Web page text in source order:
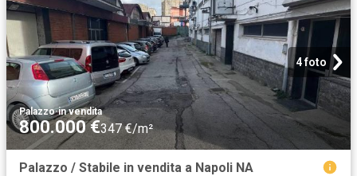
4 foto
Palazzo·in vendita
800.000 €347 €/m²
Palazzo / Stabile in vendita a Napoli NA